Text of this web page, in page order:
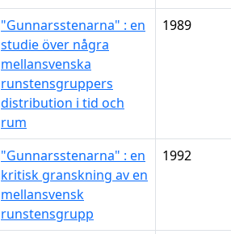
"Gunnarsstenarna" : en
studie över några
mellansvenska
runstensgruppers
distribution i tid och
rum
1989
"Gunnarsstenarna" : en
kritisk granskning av en
mellansvensk
runstensgrupp
1992